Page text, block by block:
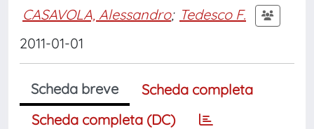
CASAVOLA, Alessandro; Tedesco F.
2011-01-01
Scheda breve
Scheda completa
Scheda completa (DC)